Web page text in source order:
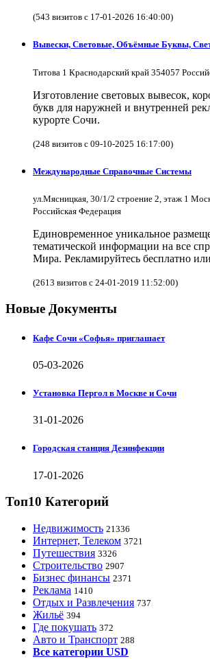
(543 визитов с 17-01-2026 16:40:00)
Вывески, Световые, Объёмные Буквы,
Титова 1 Краснодарский край 354057
Изготовление световых вывесок,
букв для наружней и внутренней
курорте Сочи.
(248 визитов с 09-10-2025 16:17:00)
Международные Справочные Системы
ул.Мясницкая, 30/1/2 строение 2, этаж 1
Российская Федерация
Единовременное уникальное
тематической информации на все
Мира. Рекламируйтесь бесплатно
(2613 визитов с 24-01-2019 11:52:00)
Новые Документы
Кафе Сочи «Софья» приглашает
05-03-2026
Установка Пергол в Москве и Сочи
31-01-2026
Городская станция Дезинфекции
17-01-2026
Топ10 Категорий
Недвижимость 21336
Интернет, Телеком 3721
Путешествия 3326
Строительство 2907
Бизнес финансы 2371
Реклама 1410
Отдых и Развлечения 737
Жильё 394
Где покушать 372
Авто и Транспорт 288
Все категории USD